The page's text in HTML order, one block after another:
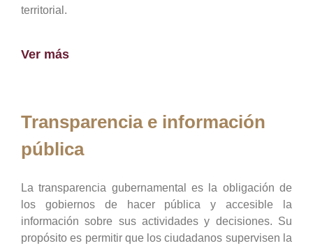
territorial.
Ver más
Transparencia e información
pública
La transparencia gubernamental es la obligación de
los gobiernos de hacer pública y accesible la
información sobre sus actividades y decisiones. Su
propósito es permitir que los ciudadanos supervisen la